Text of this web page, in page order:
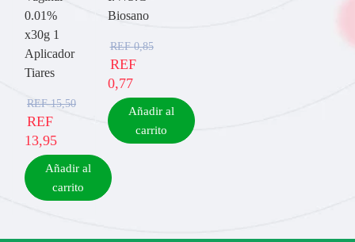
0.01%
x30g 1
Aplicador
Tiares
REF15,50
REF
13,95
Añadir al
carrito
Biosano
REF0,85
REF
0,77
Añadir al
carrito